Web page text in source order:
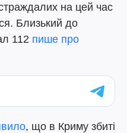
на цей час
Близький до
112 пише про
, що в Криму збиті